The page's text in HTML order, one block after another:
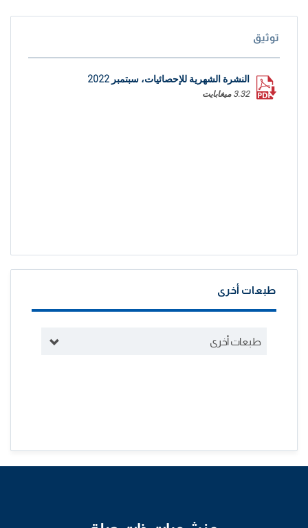
توثيق
النشرة الشهرية للإحصائيات، سبتمبر 2022
3.32 ميغابايت
طبعات أخرى
طبعات أخرى